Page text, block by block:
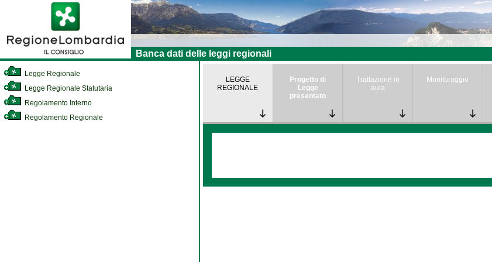
Banca dati delle leggi regionali
Legge Regionale
Legge Regionale Statutaria
Regolamento Interno
Regolamento Regionale
LEGGE
REGIONALE
Progetto di
Legge
presentato
Trattazione in
aula
Monitoraggio